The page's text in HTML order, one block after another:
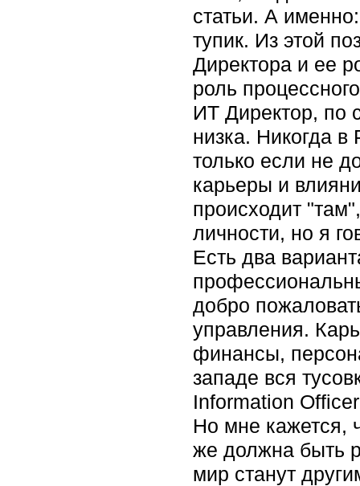
статьи. А
тупик. Из этой
Директора и ее
роль
ИТ Директор, по
низка. Никогда в
только если не
карьеры и
происходит
личности, но я
Есть два
добро
управления.
финансы,
западе вся
Information
Но мне кажется,
же должна быть
мир станут